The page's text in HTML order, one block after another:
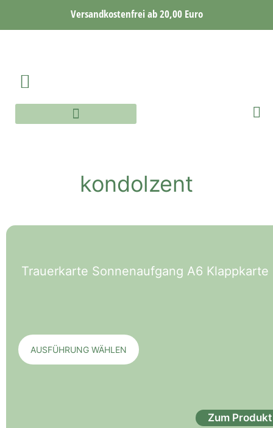
Versandkostenfrei ab 20,00 Euro
kondolzent
Trauerkarte Sonnenaufgang A6
AUSFÜHRUNG WÄHLEN
Zum Produkt